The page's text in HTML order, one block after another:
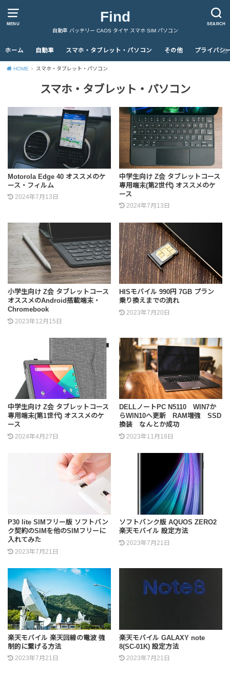
MENU SEARCH
Find
自動車 バッテリー CAOS タイヤ スマホ SIM パソコン
ホーム 自動車 スマホ・タブレット・パソコン その他 プライバシ
HOME スマホ・タブレット・パソコン
スマホ・タブレット・パソコン
Motorola Edge 40 オススメのケ
ース・フィルム
2024年7月13日
中学生向け Z会 タブレットコース
専用端末(第2世代) オススメのケ
ース
2024年7月13日
小学生向け Z会 タブレットコース
オススメのAndroid搭載端末・
Chromebook
2023年12月15日
HISモバイル 990円 7GB プラン
乗り換えまでの流れ
2023年7月20日
中学生向け Z会 タブレットコース
専用端末(第1世代) オススメのケ
ース
2024年4月27日
DELLノートPC N5110 WIN7か
らWIN10へ更新 RAM増強 SSD
換装 なんとか成功
2023年11月18日
P30 lite SIMフリー版 ソフトバン
ク契約のSIMを他のSIMフリーに
入れてみた
2023年7月21日
ソフトバンク版 AQUOS ZERO2
楽天モバイル 設定方法
2023年7月21日
楽天モバイル 楽天回線の電波 強
制的に繋げる方法
2023年7月21日
楽天モバイル GALAXY note
8(SC-01K) 設定方法
2023年7月21日